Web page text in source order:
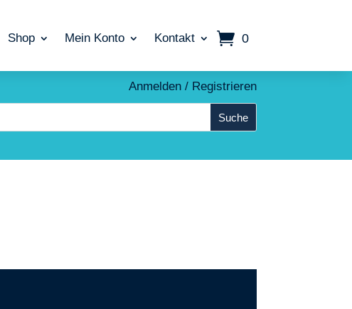
Shop Mein Konto Kontakt 0
Anmelden / Registrieren